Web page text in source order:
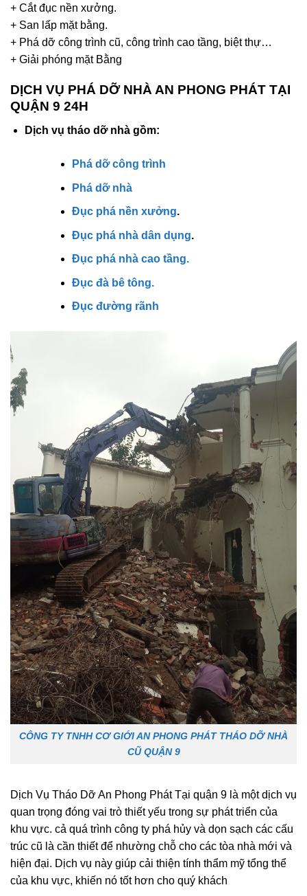
+ Cắt đục nền xưởng.
+ San lấp mặt bằng.
+ Phá dỡ công trình cũ, công trình cao tầng, biệt thự…
+ Giải phóng mặt Bằng
DỊCH VỤ PHÁ DỠ NHÀ AN PHONG PHÁT TẠI
QUẬN 9 24H
Dịch vụ tháo dỡ nhà gồm:
Phá dỡ công trình
Phá dỡ nhà
Đục phá nền xưởng.
Đục phá nhà dân dụng.
Đục phá nhà cao tầng.
Đục đà bê tông.
Đục đường rãnh
CÔNG TY TNHH CƠ GIỚI AN PHONG PHÁT THÁO DỠ NHÀ
CŨ QUẬN 9
Dịch Vụ Tháo Dỡ An Phong Phát Tại quận 9 là một dịch vụ
quan trọng đóng vai trò thiết yếu trong sự phát triển của
khu vực. cả quá trình công ty phá hủy và dọn sạch các cấu
trúc cũ là cần thiết để nhường chỗ cho các tòa nhà mới và
hiện đại. Dịch vụ này giúp cải thiện tính thẩm mỹ tổng thể
của khu vực, khiến nó tốt hơn cho quý khách